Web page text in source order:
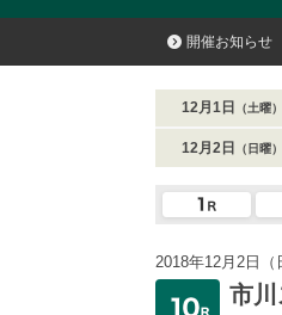
開催お知らせ
12月1日 （土曜）
12月2日 （日曜）
2018年12月2日（
市川